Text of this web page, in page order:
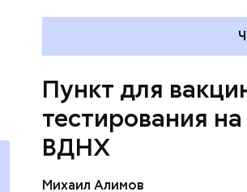
Пункт для
тестирования
ВДНХ
Михаил Алимов